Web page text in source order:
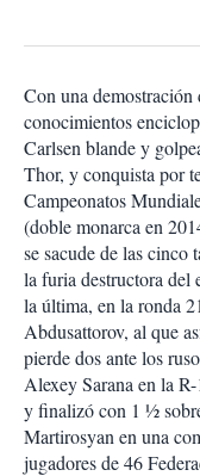
c
m
p
a
t
i
r
Con una
conocimientos
Carlsen blande y
Thor, y conquista por
Campeonatos
(doble monarca en
se sacude de las
la furia destructora del
la última, en la ronda
Abdusattorov, al que
pierde dos ante los
Alexey Sarana en la
y finalizó con 1 ½
Martirosyan en una
jugadores de 46